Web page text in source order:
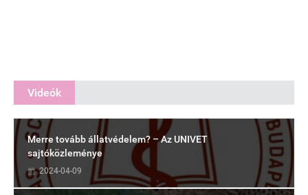
Videók
Merre tovább állatvédelem? – Az UNIVET
sajtóközleménye
2024-04-09